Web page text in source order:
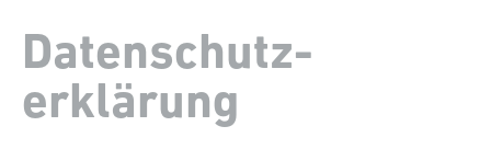
Datenschutz­
erklärung